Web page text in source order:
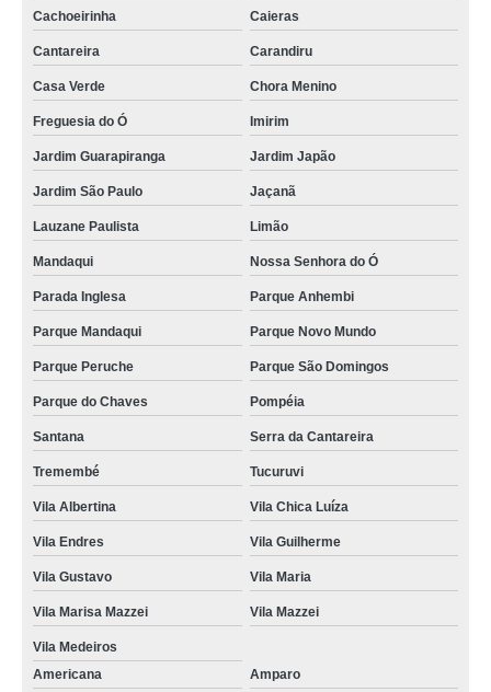
Cachoeirinha Caieras
Cantareira Carandiru
Casa Verde Chora Menino
Freguesia do Ó Imirim
Jardim Guarapiranga Jardim Japão
Jardim São Paulo Jaçanã
Lauzane Paulista Limão
Mandaqui Nossa Senhora do Ó
Parada Inglesa Parque Anhembi
Parque Mandaqui Parque Novo Mundo
Parque Peruche Parque São Domingos
Parque do Chaves Pompéia
Santana Serra da Cantareira
Tremembé Tucuruvi
Vila Albertina Vila Chica Luíza
Vila Endres Vila Guilherme
Vila Gustavo Vila Maria
Vila Marisa Mazzei Vila Mazzei
Vila Medeiros
Americana
Amparo